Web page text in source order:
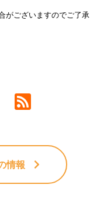
がございますのでご了承
情報